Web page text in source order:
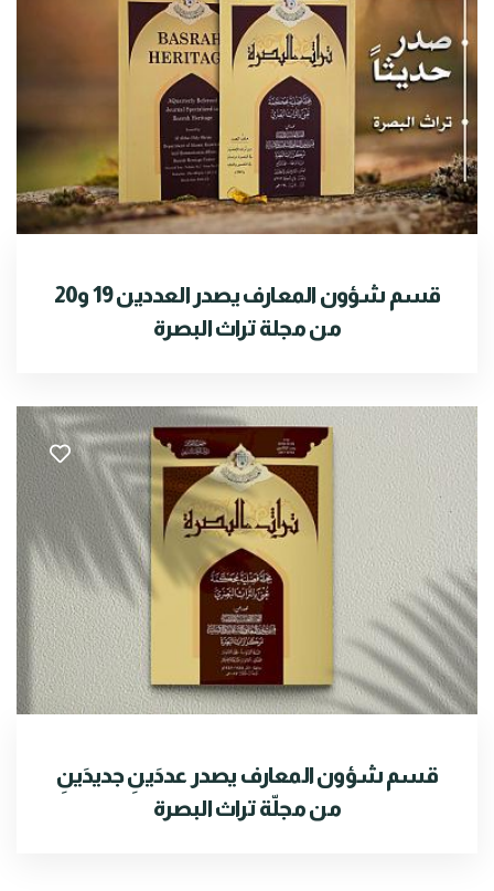
قسم شؤون المعارف يصدر العددين 19 و20
من مجلة تراث البصرة
قسم شؤون المعارف يصدر عددَينِ جديدَينِ
من مجلّة تراث البصرة